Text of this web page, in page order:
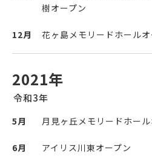
樹オープン
12月 花ヶ島メモリードホールオ
2021年
令和3年
5月 月見ヶ丘メモリードホー
6月 アイリス川東オープン